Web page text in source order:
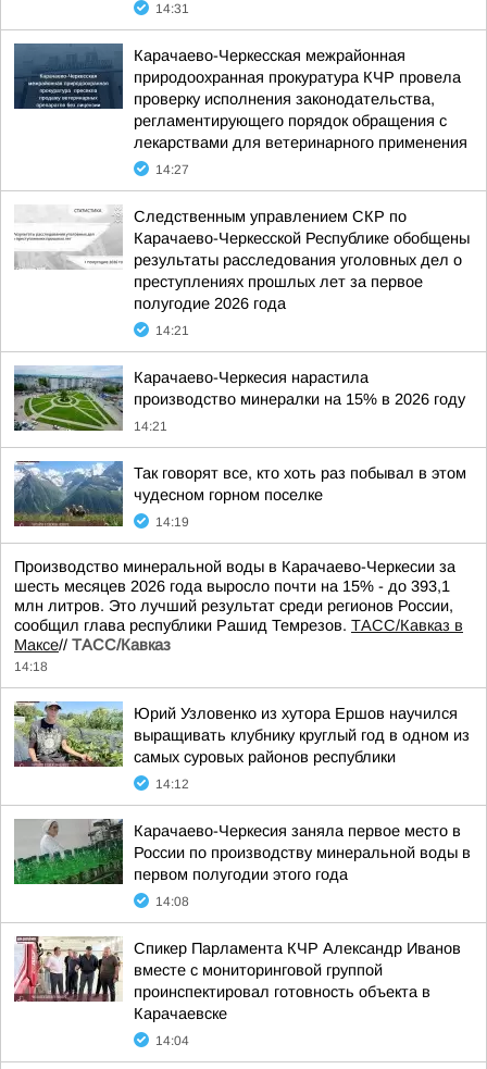
14:31
Карачаево-Черкесская межрайонная
природоохранная прокуратура КЧР провела
проверку исполнения законодательства,
регламентирующего порядок обращения с
лекарствами для ветеринарного применения
14:27
Следственным управлением СКР по
Карачаево-Черкесской Республике обобщены
результаты расследования уголовных дел о
преступлениях прошлых лет за первое
полугодие 2026 года
14:21
Карачаево-Черкесия нарастила
производство минералки на 15% в 2026 году
14:21
Так говорят все, кто хоть раз побывал в этом
чудесном горном поселке
14:19
Производство минеральной воды в Карачаево-Черкесии за
шесть месяцев 2026 года выросло почти на 15% - до 393,1
млн литров. Это лучший результат среди регионов России,
сообщил глава республики Рашид Темрезов. ТАСС/Кавказ в
Максе// ТАСС/Кавказ
14:18
Юрий Узловенко из хутора Ершов научился
выращивать клубнику круглый год в одном из
самых суровых районов республики
14:12
Карачаево-Черкесия заняла первое место в
России по производству минеральной воды в
первом полугодии этого года
14:08
Спикер Парламента КЧР Александр Иванов
вместе с мониторинговой группой
проинспектировал готовность объекта в
Карачаевске
14:04